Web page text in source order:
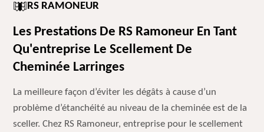
RS RAMONEUR
Les Prestations De RS Ramoneur En Tant
Qu'entreprise Le Scellement De
Cheminée Larringes
La meilleure façon d’éviter les dégâts à cause d’un
problème d’étanchéité au niveau de la cheminée est de la
sceller. Chez RS Ramoneur, entreprise pour le scellement